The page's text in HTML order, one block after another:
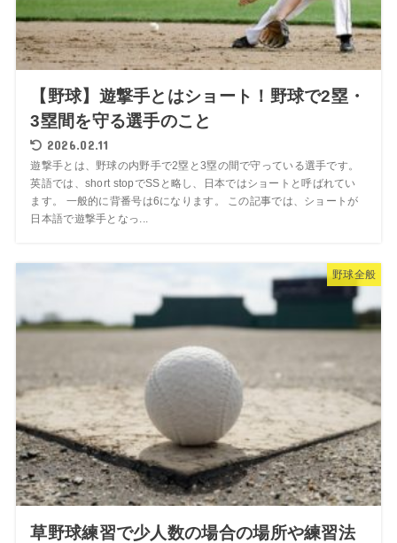
【野球】遊撃手とはショート！野球で2塁・
3塁間を守る選手のこと
2026.02.11
遊撃手とは、野球の内野手で2塁と3塁の間で守っている選手です。
英語では、short stopでSSと略し、日本ではショートと呼ばれてい
ます。 一般的に背番号は6になります。 この記事では、ショートが
日本語で遊撃手となっ...
野球全般
草野球練習で少人数の場合の場所や練習法